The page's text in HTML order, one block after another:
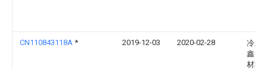
CN110843118A * 2019-12-03 2020-02-28
冷水
鑫达
材料